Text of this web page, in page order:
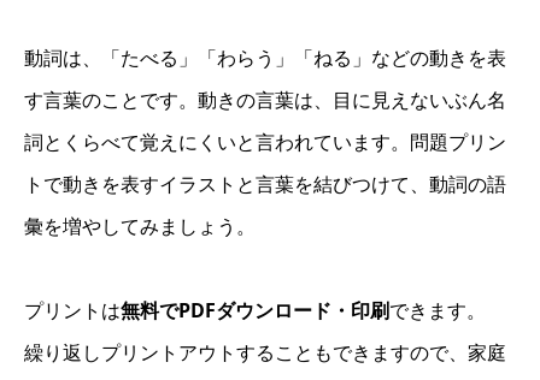
動詞は、「たべる」「わらう」「ねる」などの動きを表
す言葉のことです。動きの言葉は、目に見えないぶん名
詞とくらべて覚えにくいと言われています。問題プリン
トで動きを表すイラストと言葉を結びつけて、動詞の語
彙を増やしてみましょう。
プリントは無料でPDFダウンロード・印刷できます。
繰り返しプリントアウトすることもできますので、家庭